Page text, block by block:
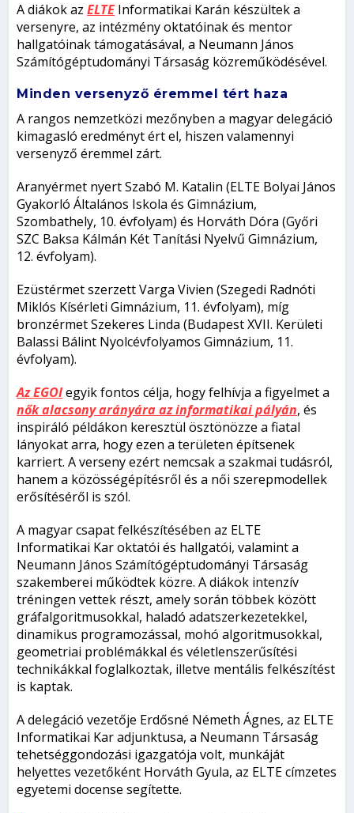
A diákok azELTE Informatikai Karán készültek a
versenyre, az intézmény oktatóinak és mentor
hallgatóinak támogatásával, a Neumann János
Számítógéptudományi Társaság közreműködésével.
Minden versenyző éremmel tért haza
A rangos nemzetközi mezőnyben a magyar delegáció
kimagasló eredményt ért el, hiszen valamennyi
versenyző éremmel zárt.
Aranyérmet nyert Szabó M. Katalin (ELTE Bolyai János
Gyakorló Általános Iskola és Gimnázium,
Szombathely, 10. évfolyam) és Horváth Dóra (Győri
SZC Baksa Kálmán Két Tanítási Nyelvű Gimnázium,
12. évfolyam).
Ezüstérmet szerzett Varga Vivien (Szegedi Radnóti
Miklós Kísérleti Gimnázium, 11. évfolyam), míg
bronzérmet Szekeres Linda (Budapest XVII. Kerületi
Balassi Bálint Nyolcévfolyamos Gimnázium, 11.
évfolyam).
Az EGOIegyik fontos célja, hogy felhívja a figyelmet a
nők alacsony arányára az informatikai pályán, és
inspiráló példákon keresztül ösztönözze a fiatal
lányokat arra, hogy ezen a területen építsenek
karriert. A verseny ezért nemcsak a szakmai tudásról,
hanem a közösségépítésről és a női szerepmodellek
erősítéséről is szól.
A magyar csapat felkészítésében az ELTE
Informatikai Kar oktatói és hallgatói, valamint a
Neumann János Számítógéptudományi Társaság
szakemberei működtek közre. A diákok intenzív
tréningen vettek részt, amely során többek között
gráfalgoritmusokkal, haladó adatszerkezetekkel,
dinamikus programozással, mohó algoritmusokkal,
geometriai problémákkal és véletlenszerűsítési
technikákkal foglalkoztak, illetve mentális felkészítést
is kaptak.
A delegáció vezetője Erdősné Németh Ágnes, az ELTE
Informatikai Kar adjunktusa, a Neumann Társaság
tehetséggondozási igazgatója volt, munkáját
helyettes vezetőként Horváth Gyula, az ELTE címzetes
egyetemi docense segítette.